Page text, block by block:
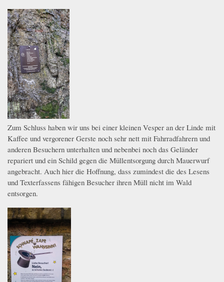
whatsapp_image_2024-03-16_at_12.14.35.jpeg
Zum Schluss haben wir uns bei einer kleinen Vesper an der Linde mit
Kaffee und vergorener Gerste noch sehr nett mit Fahrradfahrern und
anderen Besuchern unterhalten und nebenbei noch das Geländer
repariert und ein Schild gegen die Müllentsorgung durch Mauerwurf
angebracht. Auch hier die Hoffnung, dass zumindest die des Lesens
und Texterfassens fähigen Besucher ihren Müll nicht im Wald
entsorgen.
whatsapp_image_2024-03-16_at_16.34.232.jpeg